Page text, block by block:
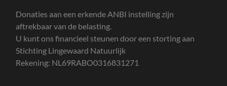
Donaties aan een erkende ANBI instelling zijn
aftrekbaar van de belasting.
U kunt ons financieel steunen door een storting aan
Stichting Lingewaard Natuurlijk
Rekening: NL69RABO0316831271